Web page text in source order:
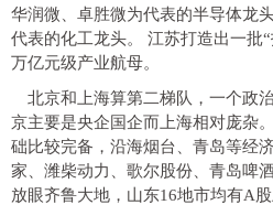
华润微、卓胜微为代表的半导体龙
代表的化工龙头。 江苏打造出一批
万亿元级产业航母。
北京和上海算第二梯队，一个政
京主要是央企国企而上海相对庞杂。
础比较完备，沿海烟台、青岛等经
家、潍柴动力、歌尔股份、青岛啤
放眼齐鲁大地，山东16地市均有A股